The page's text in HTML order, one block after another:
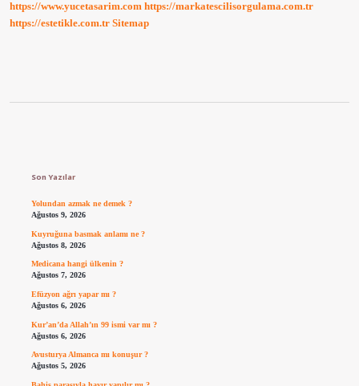
https://www.yucetasarim.com https://markatescilisorgulama.com.tr
https://estetikle.com.tr Sitemap
Son Yazılar
Yolundan azmak ne demek ?
Ağustos 9, 2026
Kuyruğuna basmak anlamı ne ?
Ağustos 8, 2026
Medicana hangi ülkenin ?
Ağustos 7, 2026
Efüzyon ağrı yapar mı ?
Ağustos 6, 2026
Kur’an’da Allah’ın 99 ismi var mı ?
Ağustos 6, 2026
Avusturya Almanca mı konuşur ?
Ağustos 5, 2026